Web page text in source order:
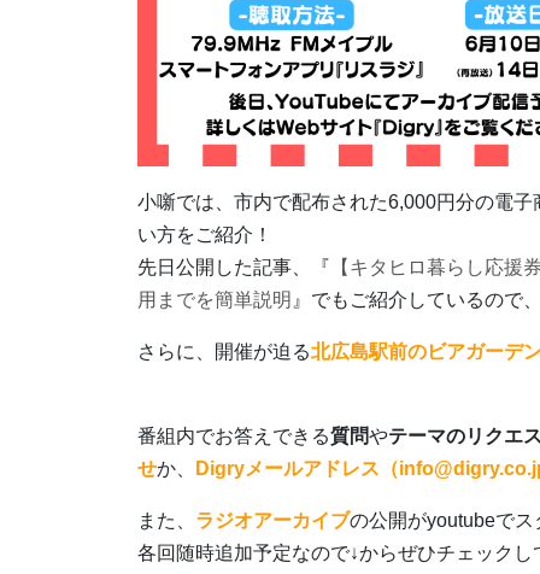
小噺では、市内で配布された6,000円分の電子
い方をご紹介！
先日公開した記事、『 【キタヒロ暮らし応援
用までを簡単説明 』でもご紹介しているので
さらに、開催が迫る北広島駅前のビアガーデ
番組内でお答えできる質問やテーマのリクエ
せか、 Digryメールアドレス（
また、 ラジオアーカイブの公開がyoutubeで
各回随時追加予定なので↓からぜひチェック